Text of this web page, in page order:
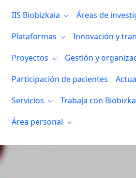
IIS Biobizkaia
Áreas de
Plataformas
Innovación y
Proyectos
Gestión y
Participación de pacientes
Servicios
Trabaja con
Área personal